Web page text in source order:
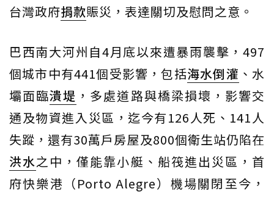
台灣政府捐款賑災，表達關切及慰問之意。
巴西南大河州自4月底以來遭暴雨襲擊，497
個城市中有441個受影響，包括海水倒灌 、水
壩面臨潰堤 ，多處道路與橋梁損壞，影響交
通及物資進入災區，迄今有126人死、141人
失蹤，還有30萬戶房屋及800個衛生站仍陷在
洪水之中，僅能靠小艇、船筏進出災區，首
府快樂港（Porto Alegre）機場關閉至今，